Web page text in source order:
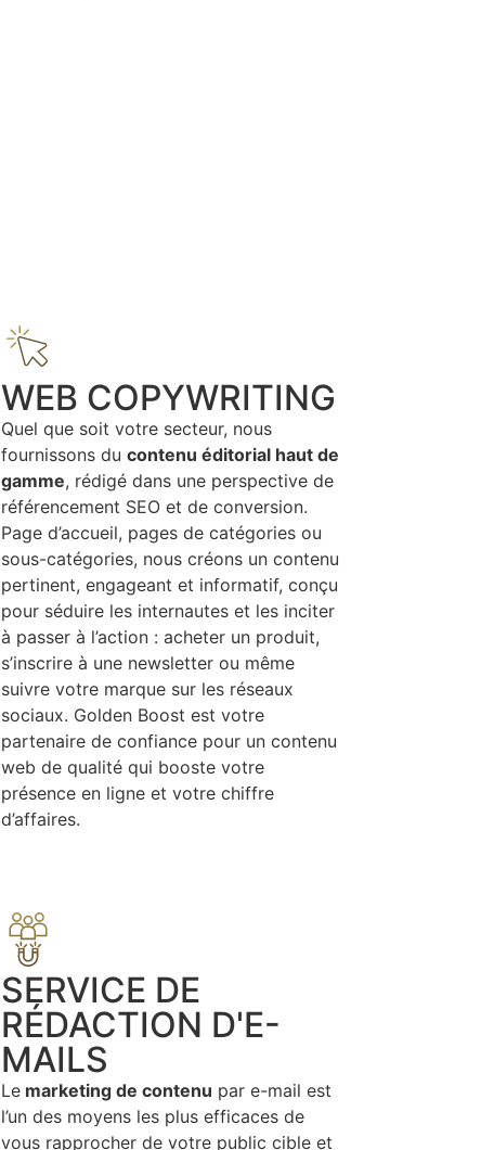
WEB COPYWRITING
Quel que soit votre secteur, nous
fournissons du contenu éditorial haut de
gamme, rédigé dans une perspective de
référencement SEO et de conversion.
Page d’accueil, pages de catégories ou
sous-catégories, nous créons un contenu
pertinent, engageant et informatif, conçu
pour séduire les internautes et les inciter
à passer à l’action : acheter un produit,
s’inscrire à une newsletter ou même
suivre votre marque sur les réseaux
sociaux. Golden Boost est votre
partenaire de confiance pour un contenu
web de qualité qui booste votre
présence en ligne et votre chiffre
d’affaires.
SERVICE DE
RÉDACTION D'E-
MAILS
Lemarketing de contenu par e-mail est
l’un des moyens les plus efficaces de
vous rapprocher de votre public cible et